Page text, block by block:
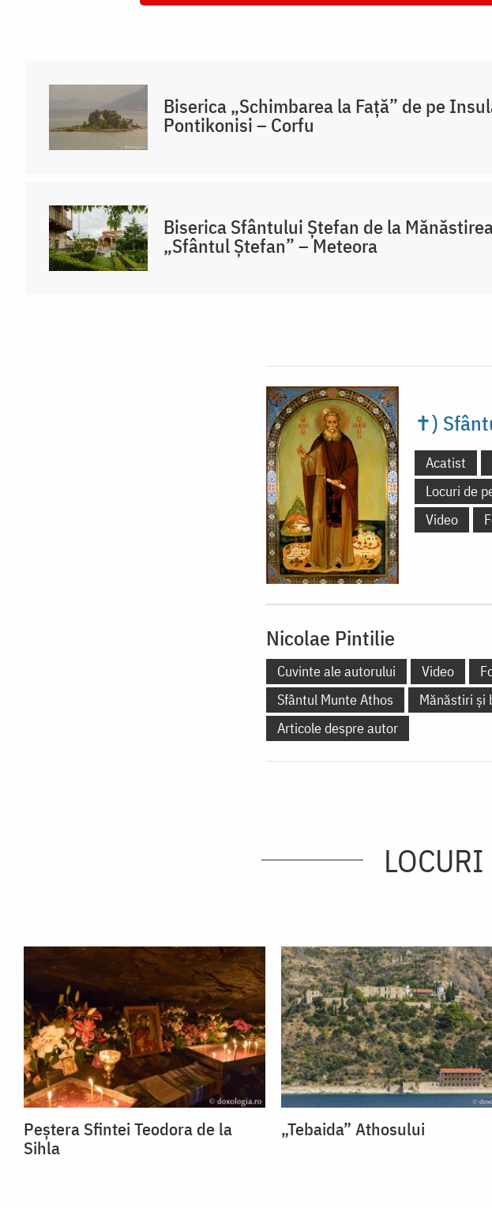
Biserica „Schimbarea la Față” de pe
Pontikonisi – Corfu
Biserica Sfântului Ștefan de la
„Sfântul Ștefan” – Meteora
✝)
Acatist
Locuri de
Video
Nicolae Pintilie
Cuvinte ale autorului Video
Sfântul Munte Athos
Mănăstiri și
Articole despre autor
Peștera Sfintei Teodora de la
Sihla
„Tebaida” Athosului